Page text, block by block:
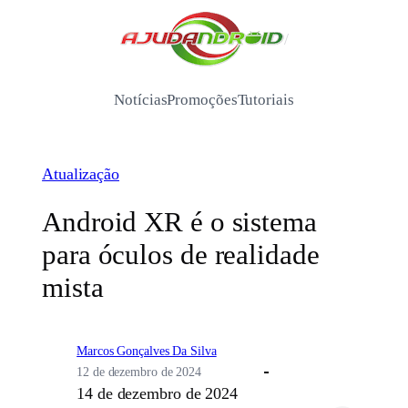
/
NotíciasPromoçõesTutoriais
Atualização
Android XR é o sistema
para óculos de realidade
mista
Marcos Gonçalves Da Silva
12 de dezembro de 2024
14 de dezembro de 2024